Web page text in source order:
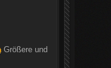
Größere und